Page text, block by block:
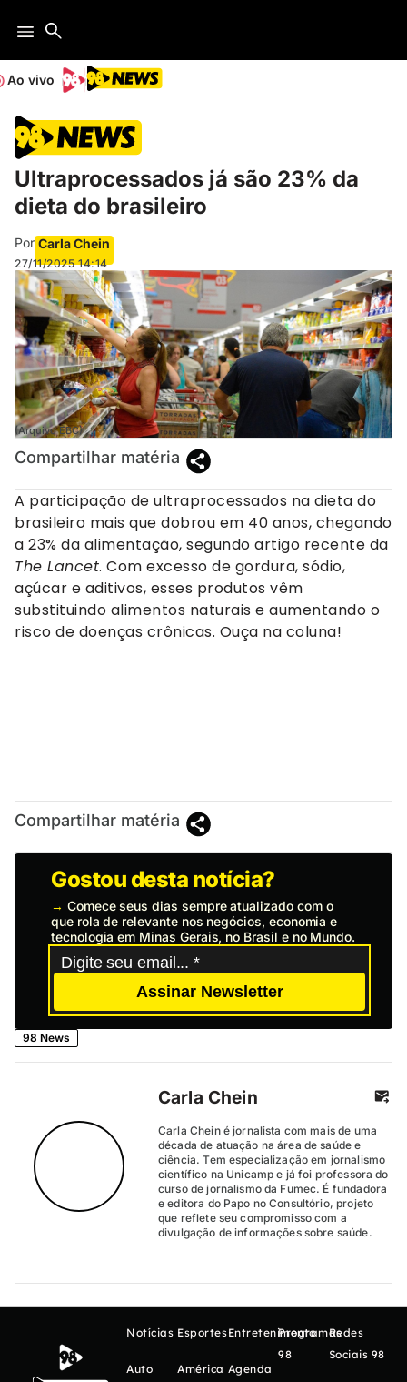
Ao vivo
Ultraprocessados já são 23% da
dieta do brasileiro
Por Carla Chein
27/11/2025 14:14
(Arquivo EBC)
Compartilhar matéria
A participação de ultraprocessados na dieta do
brasileiro mais que dobrou em 40 anos, chegando
a 23% da alimentação, segundo artigo recente da
The Lancet. Com excesso de gordura, sódio,
açúcar e aditivos, esses produtos vêm
substituindo alimentos naturais e aumentando o
risco de doenças crônicas. Ouça na coluna!
Compartilhar matéria
Gostou desta notícia?
→ Comece seus dias sempre atualizado com o
que rola de relevante nos negócios, economia e
tecnologia em Minas Gerais, no Brasil e no Mundo.
Assinar Newsletter
98 News
Carla Chein
Carla Chein é jornalista com mais de uma
década de atuação na área de saúde e
ciência. Tem especialização em jornalismo
científico na Unicamp e já foi professora do
curso de jornalismo da Fumec. É fundadora
e editora do Papo no Consultório, projeto
que reflete seu compromisso com a
divulgação de informações sobre saúde.
Notícias
Auto
Esportes
América
Entretenimento
Agenda
Programas
98
Redes
Sociais 98